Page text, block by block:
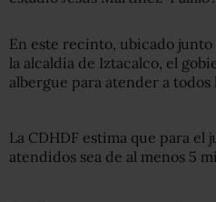
En este recinto, ubicado
la alcaldía de Iztacalco, el
albergue para atender a
La CDHDF estima que para el
atendidos sea de al menos 5